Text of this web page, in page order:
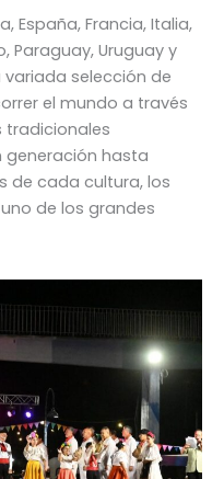
España, Francia, Italia,
Paraguay, Uruguay y
selección de
el mundo a través
tradicionales
generación hasta
de cada cultura, los
de los grandes